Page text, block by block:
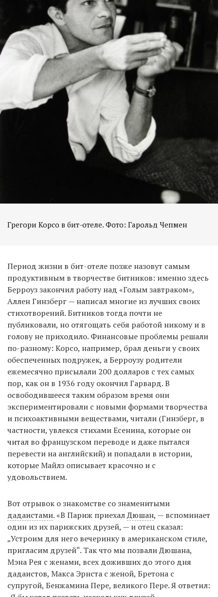
Грегори Корсо в бит-отеле. Фото: Гарольд Чепмен
Период жизни в бит-отеле позже назовут самым
продуктивным в творчестве битников: именно здесь
Берроуз закончил работу над «Голым завтраком»,
Аллен Гинзберг — написал многие из лучших своих
стихотворений. Битников тогда почти не
публиковали, но отягощать себя работой никому и в
голову не приходило. Финансовые проблемы решали
по-разному: Корсо, например, брал деньги у своих
обеспеченных подружек, а Берроузу родители
ежемесячно присылали 200 долларов с тех самых
пор, как он в 1936 году окончил Гарвард. В
освободившееся таким образом время они
экспериментировали с новыми формами творчества
и психоактивными веществами, читали (Гинзберг, в
частности, увлекся стихами Есенина, которые он
читал во французском переводе и даже пытался
перевести на английский) и попадали в истории,
которые Майлз описывает красочно и с
удовольствием.
Вот отрывок о знакомстве со знаменитыми
дадаистами. «В Париж приехалДюшан, — вспоминает
один из их парижских друзей, — и отец сказал:
„Устроим для него вечеринку в американском стиле,
пригласим друзей“. Так что мы позвали Дюшана,
Мэна Рея с женами, всех доживших до этого дня
дадаистов, Макса Эрнста с женой, Бретона с
супругой, Бенжамина Пере, великого Пере. Я ответил: